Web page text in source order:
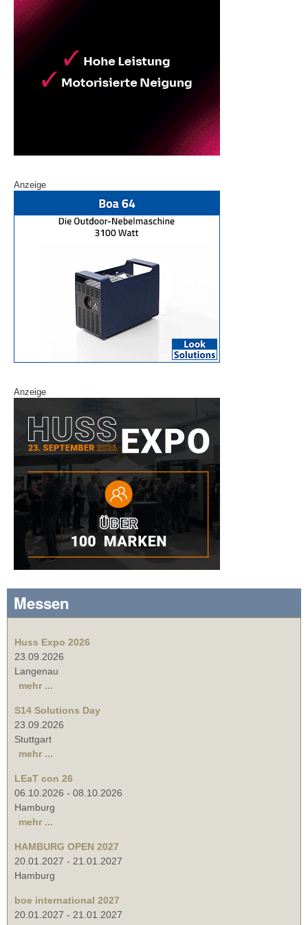
Anzeige
Anzeige
Messen
Huss Expo 2026
23.09.2026
Langenau
mehr ...
S14 Solutions Day
23.09.2026
Stuttgart
mehr ...
LEaT con 26
06.10.2026 - 08.10.2026
Hamburg
mehr ...
HAMBURG OPEN 2027
20.01.2027 - 21.01.2027
Hamburg
boe international 2027
20.01.2027 - 21.01.2027